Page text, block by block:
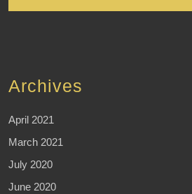
Archives
April 2021
March 2021
July 2020
June 2020